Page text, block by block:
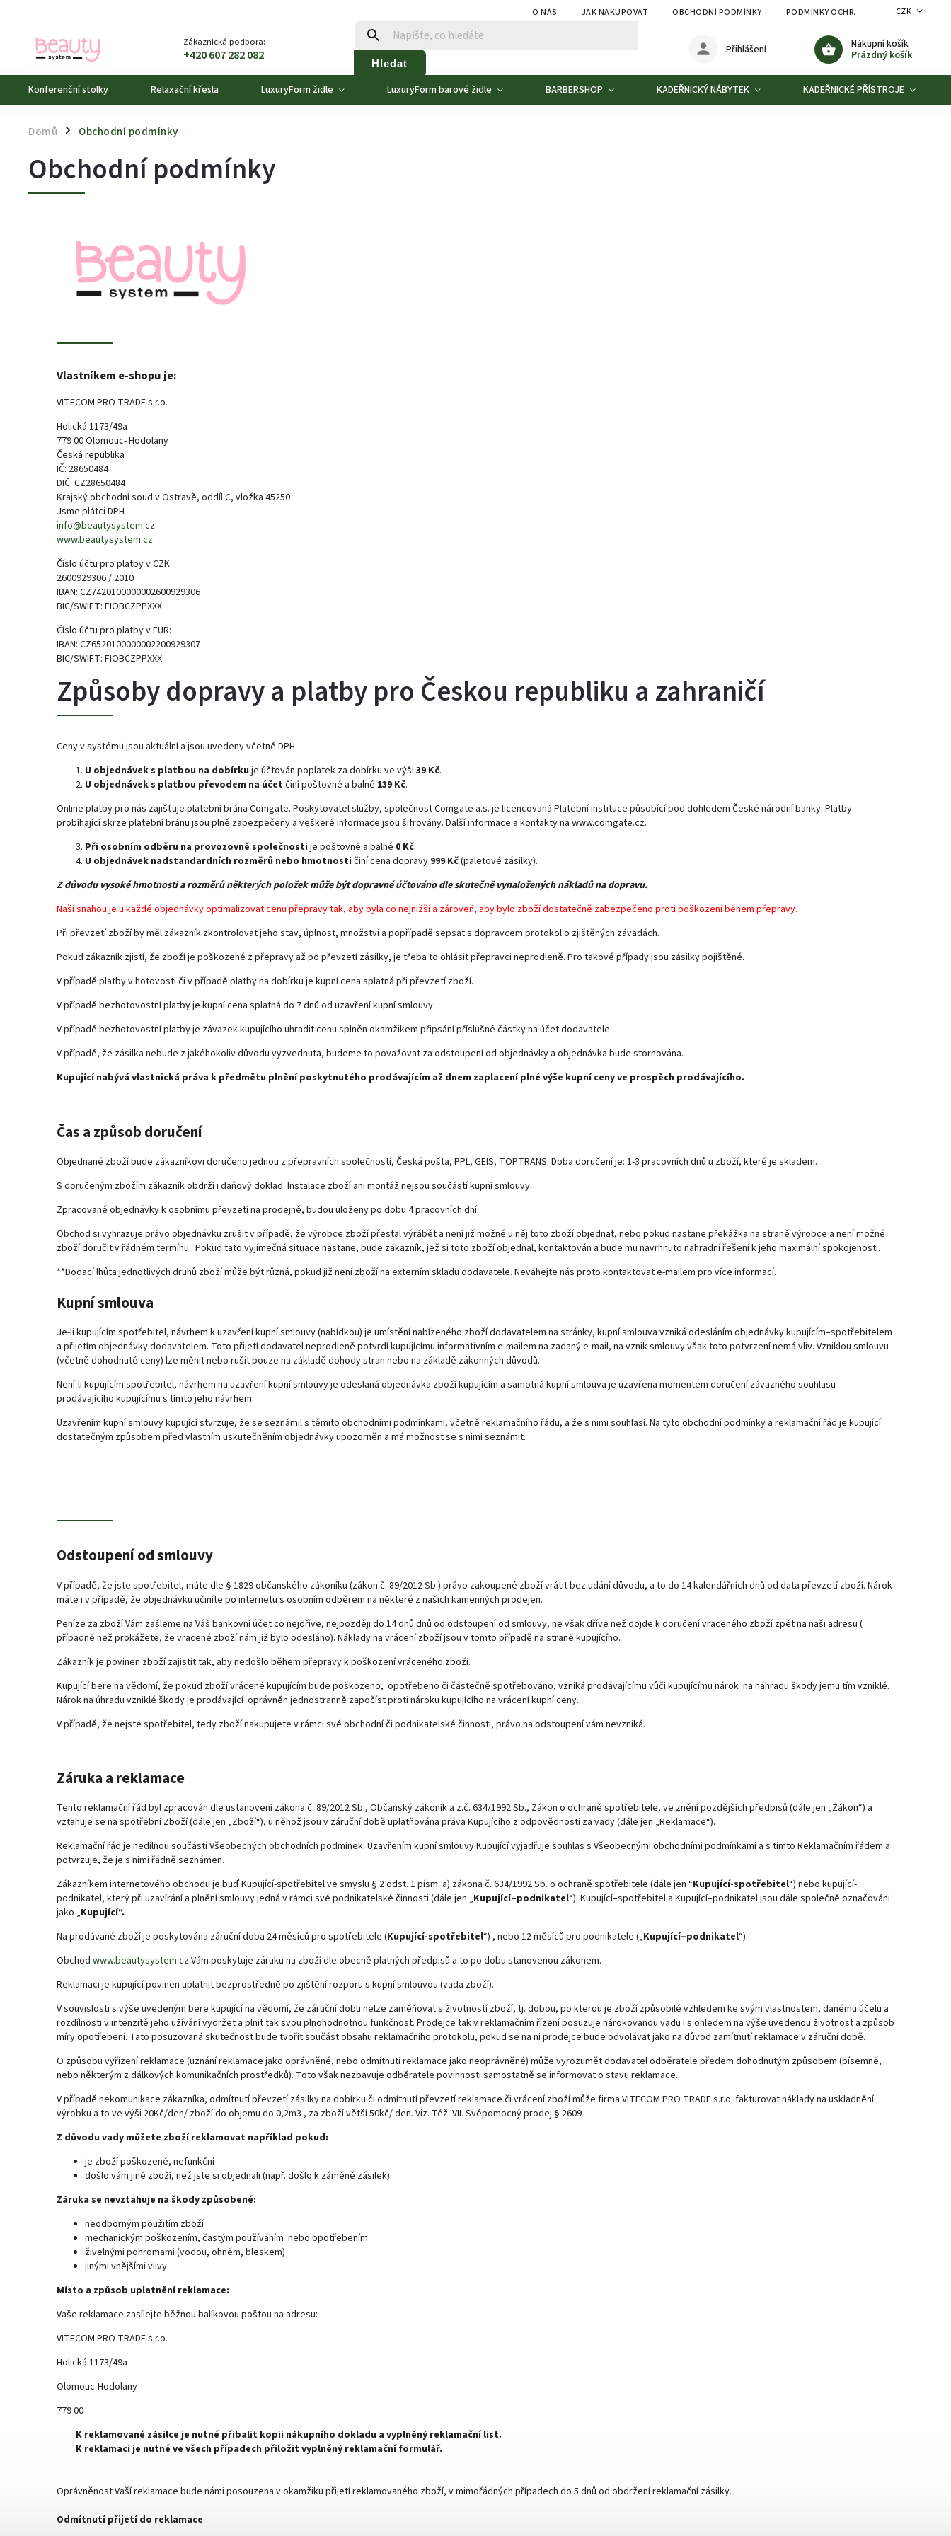
O NÁS JAK NAKUPOVAT OBCHODNÍ PODMÍNKY PODMÍNKY OCHRANY OSOBNÍCH ÚDAJŮ
CZK
Zákaznická podpora:
+420 607 282 082 Hledat
Nákupní košík
Prázdný košík
Přihlášení
Konferenční stolky Relaxační křesla LuxuryForm židle LuxuryForm barové židle BARBERSHOP KADEŘNICKÝ NÁBYTEK KADEŘNICKÉ PŘÍSTROJE
Domů / Obchodní podmínky
Obchodní podmínky
Vlastníkem e-shopu je:
VITECOM PRO TRADE s.r.o.
Holická 1173/49a
779 00 Olomouc- Hodolany
Česká republika
IČ: 28650484
DIČ: CZ28650484
Krajský obchodní soud v Ostravě, oddíl C, vložka 45250
Jsme plátci DPH
info@beautysystem.cz
www.beautysystem.cz
Číslo účtu pro platby v CZK:
2600929306 / 2010
IBAN: CZ7420100000002600929306
BIC/SWIFT: FIOBCZPPXXX
Číslo účtu pro platby v EUR:
IBAN: CZ6520100000002200929307
BIC/SWIFT: FIOBCZPPXXX
Způsoby dopravy a platby pro Českou republiku a zahraničí
Ceny v systému jsou aktuální a jsou uvedeny včetně DPH.
U objednávek s platbou na dobírku je účtován poplatek za dobírku ve výši 39 Kč.
U objednávek s platbou převodem na účetčiní poštovné a balné 139 Kč.
Online platby pro nás zajišťuje platební brána Comgate. Poskytovatel služby, společnost Comgate a.s. je licencovaná Platební instituce působící pod dohledem České národní banky. Platby
probíhající skrze platební bránu jsou plně zabezpečeny a veškeré informace jsou šifrovány. Další informace a kontakty na www.comgate.cz.
Při osobním odběru na provozovně společnosti je poštovné a balné 0 Kč.
U objednávek nadstandardních rozměrů nebo hmotnosti činí cena dopravy 999 Kč(paletové zásilky).
Z důvodu vysoké hmotnosti a rozměrů některých položek může být dopravné účtováno dle skutečně vynaložených nákladů na dopravu.
Naší snahou je u každé objednávky optimalizovat cenu přepravy tak, aby byla co nejnižší a zároveň, aby bylo zboží dostatečně zabezpečeno proti poškození během přepravy.
Při převzetí zboží by měl zákazník zkontrolovat jeho stav, úplnost, množství a popřípadě sepsat s dopravcem protokol o zjištěných závadách.
Pokud zákazník zjistí, že zboží je poškozené z přepravy až po převzetí zásilky, je třeba to ohlásit přepravci neprodleně. Pro takové případy jsou zásilky pojištěné.
V případě platby v hotovosti či v případě platby na dobírku je kupní cena splatná při převzetí zboží.
V případě bezhotovostní platby je kupní cena splatná do 7 dnů od uzavření kupní smlouvy.
V případě bezhotovostní platby je závazek kupujícího uhradit cenu splněn okamžikem připsání příslušné částky na účet dodavatele.
V případě, že zásilka nebude z jakéhokoliv důvodu vyzvednuta, budeme to považovat za odstoupení od objednávky a objednávka bude stornována.
Kupující nabývá vlastnická práva k předmětu plnění poskytnutého prodávajícím až dnem zaplacení plné výše kupní ceny ve prospěch prodávajícího.
Čas a způsob doručení
Objednané zboží bude zákazníkovi doručeno jednou z přepravních společností, Česká pošta, PPL, GEIS, TOPTRANS. Doba doručení je: 1-3 pracovních dnů u zboží, které je skladem.
S doručeným zbožím zákazník obdrží i daňový doklad. Instalace zboží ani montáž nejsou součástí kupní smlouvy.
Zpracované objednávky k osobnímu převzetí na prodejně, budou uloženy po dobu 4 pracovních dní.
Obchod si vyhrazuje právo objednávku zrušit v případě, že výrobce zboží přestal výrábět a není již možné u něj toto zboží objednat, nebo pokud nastane překážka na straně výrobce a není možné
zboží doručit v řádném termínu . Pokud tato vyjímečná situace nastane, bude zákazník, jež si toto zboží objednal, kontaktován a bude mu navrhnuto nahradní řešení k jeho maximální spokojenosti.
**Dodací lhůta jednotlivých druhů zboží může být různá, pokud již není zboží na externím skladu dodavatele. Neváhejte nás proto kontaktovat e-mailem pro více informací.
Kupní smlouva
Je-li kupujícím spotřebitel, návrhem k uzavření kupní smlouvy (nabídkou) je umístění nabízeného zboží dodavatelem na stránky, kupní smlouva vzniká odesláním objednávky kupujícím–spotřebitelem
a přijetím objednávky dodavatelem. Toto přijetí dodavatel neprodleně potvrdí kupujícímu informativním e-mailem na zadaný e-mail, na vznik smlouvy však toto potvrzení nemá vliv. Vzniklou smlouvu
(včetně dohodnuté ceny) lze měnit nebo rušit pouze na základě dohody stran nebo na základě zákonných důvodů.
Není-li kupujícím spotřebitel, návrhem na uzavření kupní smlouvy je odeslaná objednávka zboží kupujícím a samotná kupní smlouva je uzavřena momentem doručení závazného souhlasu
prodávajícího kupujícímu s tímto jeho návrhem.
Uzavřením kupní smlouvy kupující stvrzuje, že se seznámil s těmito obchodními podmínkami, včetně reklamačního řádu, a že s nimi souhlasí. Na tyto obchodní podmínky a reklamační řád je kupující
dostatečným způsobem před vlastním uskutečněním objednávky upozorněn a má možnost se s nimi seznámit.
Odstoupení od smlouvy
V případě, že jste spotřebitel, máte dle § 1829 občanského zákoníku (zákon č. 89/2012 Sb.) právo zakoupené zboží vrátit bez udání důvodu, a to do 14 kalendářních dnů od data převzetí zboží. Nárok
máte i v případě, že objednávku učiníte po internetu s osobním odběrem na některé z našich kamenných prodejen.
Peníze za zboží Vám zašleme na Váš bankovní účet co nejdříve, nejpozději do 14 dnů dnů od odstoupení od smlouvy, ne však dříve než dojde k doručení vraceného zboží zpět na naši adresu (
případně než prokážete, že vracené zboží nám již bylo odesláno). Náklady na vrácení zboží jsou v tomto případě na straně kupujícího.
Zákazník je povinen zboží zajistit tak, aby nedošlo během přepravy k poškození vráceného zboží.
Kupující bere na vědomí, že pokud zboží vrácené kupujícím bude poškozeno, opotřebeno či částečně spotřebováno, vzniká prodávajícímu vůči kupujícímu nárok na náhradu škody jemu tím vzniklé.
Nárok na úhradu vzniklé škody je prodávající oprávněn jednostranně započíst proti nároku kupujícího na vrácení kupní ceny.
V případě, že nejste spotřebitel, tedy zboží nakupujete v rámci své obchodní či podnikatelské činnosti, právo na odstoupení vám nevzniká.
Záruka a reklamace
Tento reklamační řád byl zpracován dle ustanovení zákona č. 89/2012 Sb., Občanský zákoník a z.č. 634/1992 Sb., Zákon o ochraně spotřebitele, ve znění pozdějších předpisů (dále jen „Zákon“) a
vztahuje se na spotřební Zboží (dále jen „Zboží“), u něhož jsou v záruční době uplatňována práva Kupujícího z odpovědnosti za vady (dále jen „Reklamace“).
Reklamační řád je nedílnou součástí Všeobecných obchodních podmínek. Uzavřením kupní smlouvy Kupující vyjadřuje souhlas s Všeobecnými obchodními podmínkami a s tímto Reklamačním řádem a
potvrzuje, že je s nimi řádně seznámen.
Zákazníkem internetového obchodu je buď Kupující-spotřebitel ve smyslu § 2 odst. 1 písm. a) zákona č. 634/1992 Sb. o ochraně spotřebitele (dále jen “Kupující-spotřebitel“) nebo kupující-
podnikatel, který při uzavírání a plnění smlouvy jedná v rámci své podnikatelské činnosti (dále jen „Kupující–podnikatel“). Kupující–spotřebitel a Kupující–podnikatel jsou dále společně označováni
jako „Kupující“.
Na prodávané zboží je poskytována záruční doba 24 měsíců pro spotřebitele (Kupující-spotřebitel“) , nebo 12 měsíců pro podnikatele („Kupující–podnikatel“).
Obchod www.beautysystem.czVám poskytuje záruku na zboží dle obecně platných předpisů a to po dobu stanovenou zákonem.
Reklamaci je kupující povinen uplatnit bezprostředně po zjištění rozporu s kupní smlouvou (vada zboží).
V souvislosti s výše uvedeným bere kupující na vědomí, že záruční dobu nelze zaměňovat s životností zboží, tj. dobou, po kterou je zboží způsobilé vzhledem ke svým vlastnostem, danému účelu a
rozdílnosti v intenzitě jeho užívání vydržet a plnit tak svou plnohodnotnou funkčnost. Prodejce tak v reklamačním řízení posuzuje nárokovanou vadu i s ohledem na výše uvedenou životnost a způsob
míry opotřebení. Tato posuzovaná skutečnost bude tvořit součást obsahu reklamačního protokolu, pokud se na ni prodejce bude odvolávat jako na důvod zamítnutí reklamace v záruční době.
O způsobu vyřízení reklamace (uznání reklamace jako oprávněné, nebo odmítnutí reklamace jako neoprávněné) může vyrozumět dodavatel odběratele předem dohodnutým způsobem (písemně,
nebo některým z dálkových komunikačních prostředků). Toto však nezbavuje odběratele povinnosti samostatně se informovat o stavu reklamace.
V případě nekomunikace zákazníka, odmítnutí převzetí zásilky na dobírku či odmítnutí převzetí reklamace či vrácení zboží může firma VITECOM PRO TRADE s.r.o. fakturovat náklady na uskladnění
výrobku a to ve výši 20Kč/den/ zboží do objemu do 0,2m3 , za zboží větší 50kč/ den. Viz. Též VII. Svépomocný prodej § 2609
Z důvodu vady můžete zboží reklamovat například pokud:
je zboží poškozené, nefunkční
došlo vám jiné zboží, než jste si objednali (např. došlo k záměně zásilek)
Záruka se nevztahuje na škody způsobené:
neodborným použitím zboží
mechanickým poškozením, častým používáním nebo opotřebením
živelnými pohromami (vodou, ohněm, bleskem)
jinými vnějšími vlivy
Místo a způsob uplatnění reklamace:
Vaše reklamace zasílejte běžnou balíkovou poštou na adresu:
VITECOM PRO TRADE s.r.o.
Holická 1173/49a
Olomouc-Hodolany
779 00
K reklamované zásilce je nutné přibalit kopii nákupního dokladu a vyplněný reklamační list.
K reklamaci je nutné ve všech případech přiložit vyplněný reklamační formulář.
Oprávněnost Vaší reklamace bude námi posouzena v okamžiku přijetí reklamovaného zboží, v mimořádných případech do 5 dnů od obdržení reklamační zásilky.
Odmítnutí přijetí do reklamace